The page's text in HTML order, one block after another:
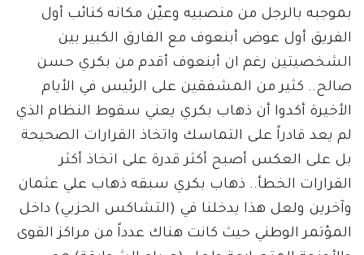
بموجبه بالرجل من منصبيه وعيّن مكانه كنائب أول
الفريق أول عوض أبنعوف مع الفارق الكبير بين
الشخصيتين رغم ان أبنعوف أقدم من بكري حسن
صالح.. كثير من المشفقين على الرئيس في الأيام
الأخيرة أكدوا أن ذهاب بكري يعني سقوط النظام الذي
لم يعد قادراً على التماسك واتخاذ القرارات الصحيحة
بل على العكس أصبح أكثر قدرة على اتخاذ أكثر
القرارات الخطأ.. ذهاب بكري سبقه ذهاب علي عثمان
وآخرين ولعل هذا يدخلنا في (التشاكس الحزبي) داخل
المؤتمر الوطني حيث كانت هناك عدداً من مراكز القوى